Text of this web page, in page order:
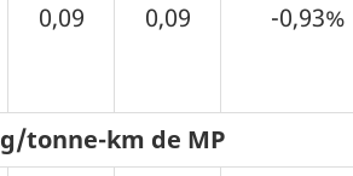
0,09 0,09 -0,93%
g/tonne-km de MP